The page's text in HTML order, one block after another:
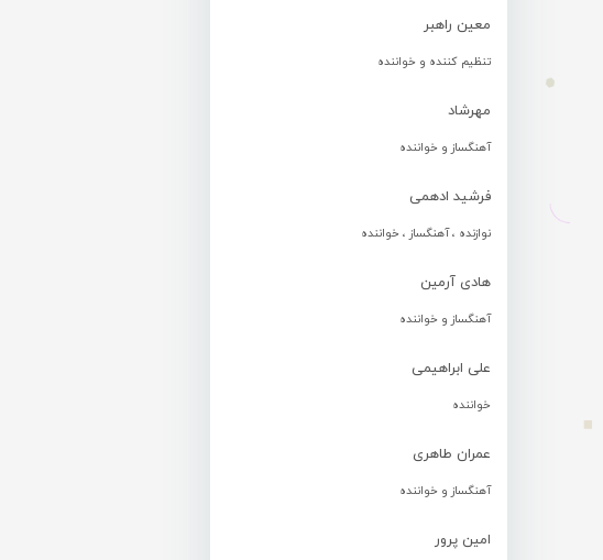
معین راهبر
تنظیم کننده و خواننده
مهرشاد
آهنگساز و خواننده
فرشید ادهمی
نوازنده ، آهنگساز ، خواننده
هادی آرمین
آهنگساز و خواننده
علی ابراهیمی
خواننده
عمران طاهری
آهنگساز و خواننده
امین پرور